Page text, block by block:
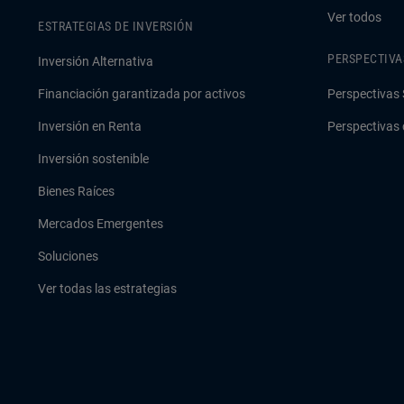
ESTRATEGIAS DE INVERSIÓN
Inversión Alternativa
Financiación garantizada por activos
Inversión en Renta
Inversión sostenible
Bienes Raíces
Mercados Emergentes
Soluciones
Ver todas las estrategias
Ver todos
Perspectivas
Perspectivas